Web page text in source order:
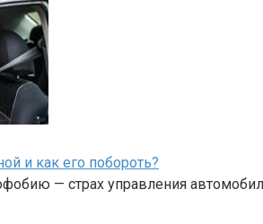
и как его побороть?
— страх управления